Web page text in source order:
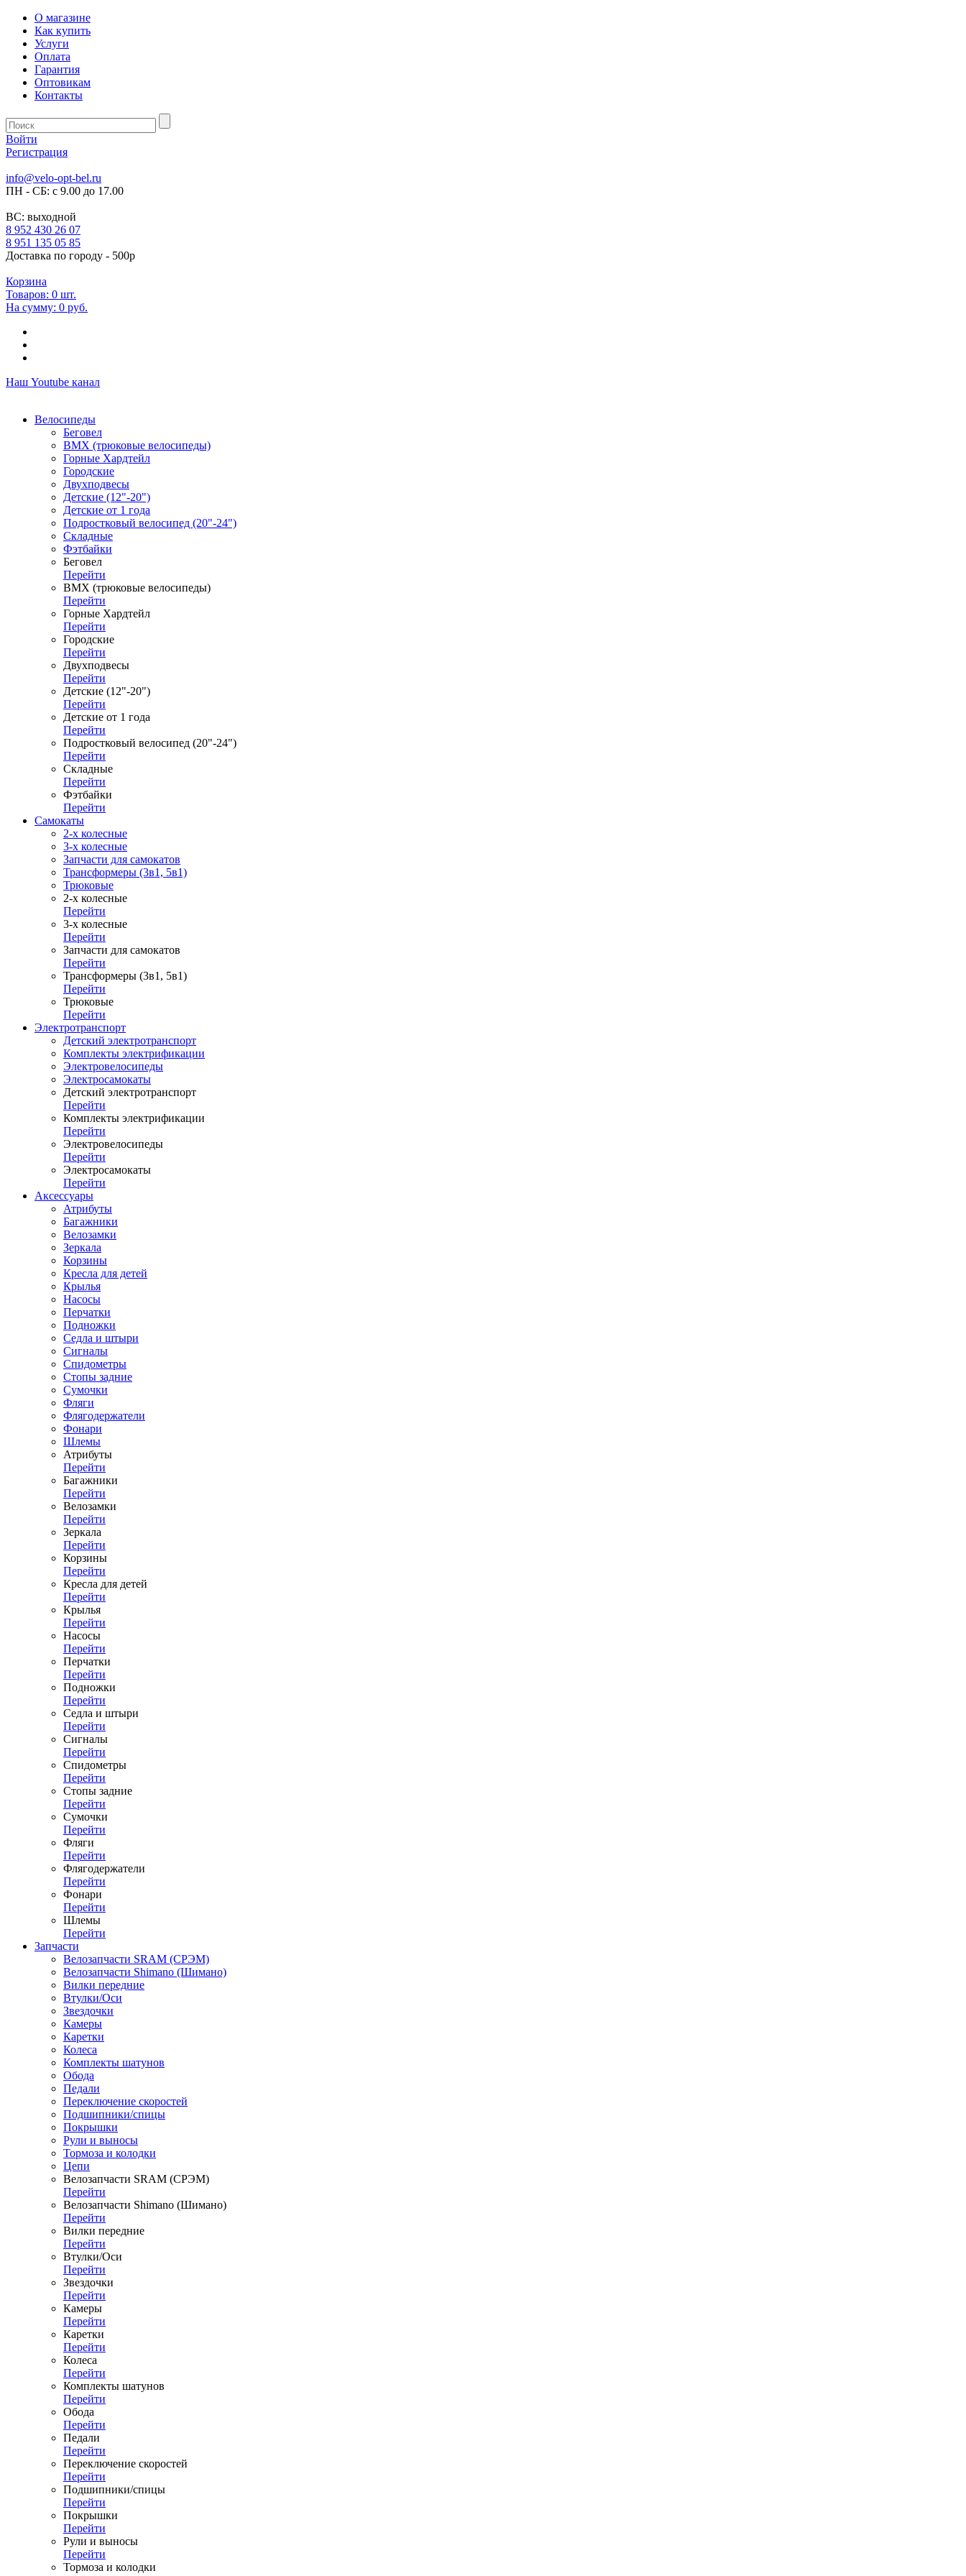
О магазине
Как купить
Услуги
Оплата
Гарантия
Оптовикам
Контакты
Войти
Регистрация
info@velo-opt-bel.ru
ПН - СБ: с 9.00 до 17.00
ВС: выходной
8 952 430 26 07
8 951 135 05 85
Доставка по городу - 500р
Корзина
Товаров: 0 шт.
На сумму: 0 руб.
Наш Youtube канал
Велосипеды
Беговел
ВМХ (трюковые велосипеды)
Горные Хардтейл
Городские
Двухподвесы
Детские (12"-20")
Детские от 1 года
Подростковый велосипед (20"-24")
Складные
Фэтбайки
Беговел
Перейти
ВМХ (трюковые велосипеды)
Перейти
Горные Хардтейл
Перейти
Городские
Перейти
Двухподвесы
Перейти
Детские (12"-20")
Перейти
Детские от 1 года
Перейти
Подростковый велосипед (20"-24")
Перейти
Складные
Перейти
Фэтбайки
Перейти
Самокаты
2-х колесные
3-х колесные
Запчасти для самокатов
Трансформеры (3в1, 5в1)
Трюковые
2-х колесные
Перейти
3-х колесные
Перейти
Запчасти для самокатов
Перейти
Трансформеры (3в1, 5в1)
Перейти
Трюковые
Перейти
Электротранспорт
Детский электротранспорт
Комплекты электрификации
Электровелосипеды
Электросамокаты
Детский электротранспорт
Перейти
Комплекты электрификации
Перейти
Электровелосипеды
Перейти
Электросамокаты
Перейти
Аксессуары
Атрибуты
Багажники
Велозамки
Зеркала
Корзины
Кресла для детей
Крылья
Насосы
Перчатки
Подножки
Седла и штыри
Сигналы
Спидометры
Стопы задние
Сумочки
Фляги
Флягодержатели
Фонари
Шлемы
Атрибуты
Перейти
Багажники
Перейти
Велозамки
Перейти
Зеркала
Перейти
Корзины
Перейти
Кресла для детей
Перейти
Крылья
Перейти
Насосы
Перейти
Перчатки
Перейти
Подножки
Перейти
Седла и штыри
Перейти
Сигналы
Перейти
Спидометры
Перейти
Стопы задние
Перейти
Сумочки
Перейти
Фляги
Перейти
Флягодержатели
Перейти
Фонари
Перейти
Шлемы
Перейти
Запчасти
Велозапчасти SRAM (СРЭМ)
Велозапчасти Shimano (Шимано)
Вилки передние
Втулки/Оси
Звездочки
Камеры
Каретки
Колеса
Комплекты шатунов
Обода
Педали
Переключение скоростей
Подшипники/спицы
Покрышки
Рули и выносы
Тормоза и колодки
Цепи
Велозапчасти SRAM (СРЭМ)
Перейти
Велозапчасти Shimano (Шимано)
Перейти
Вилки передние
Перейти
Втулки/Оси
Перейти
Звездочки
Перейти
Камеры
Перейти
Каретки
Перейти
Колеса
Перейти
Комплекты шатунов
Перейти
Обода
Перейти
Педали
Перейти
Переключение скоростей
Перейти
Подшипники/спицы
Перейти
Покрышки
Перейти
Рули и выносы
Перейти
Тормоза и колодки